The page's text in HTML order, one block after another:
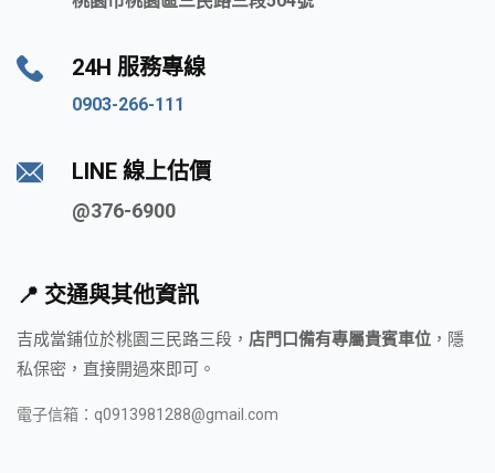
24H 服務專線
0903-266-111
LINE 線上估價
@376-6900
📍 交通與其他資訊
吉成當鋪位於桃園三民路三段， 店門口備有專屬貴賓車位 ，隱
私保密，直接開過來即可。
電子信箱： q0913981288@gmail.com